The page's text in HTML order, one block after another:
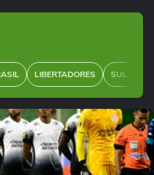
LIBERTADORES SUL-
o vídeo